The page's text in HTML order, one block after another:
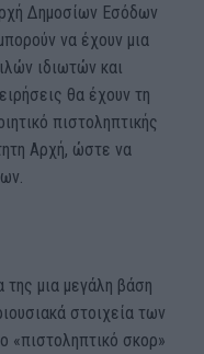
Δημοσίων Εσόδων
να έχουν μια
ιδιωτών και
θα έχουν τη
πιστοληπτικής
Αρχή, ώστε να
μια μεγάλη βάση
στοιχεία των
«πιστοληπτικό σκορ»